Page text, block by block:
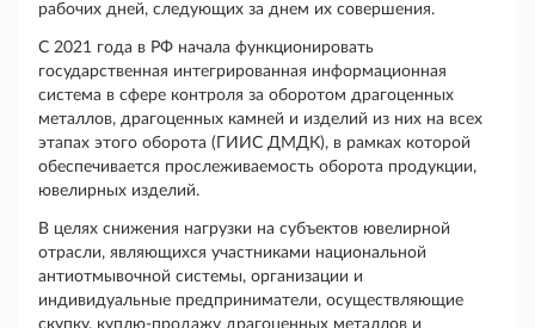
рабочих дней, следующих за днем их совершения.
С 2021 года в РФ начала функционировать
государственная интегрированная информационная
система в сфере контроля за оборотом драгоценных
металлов, драгоценных камней и изделий из них на всех
этапах этого оборота (ГИИС ДМДК), в рамках которой
обеспечивается прослеживаемость оборота продукции,
ювелирных изделий.
В целях снижения нагрузки на субъектов ювелирной
отрасли, являющихся участниками национальной
антиотмывочной системы, организации и
индивидуальные предприниматели, осуществляющие
скупку, куплю-продажу драгоценных металлов и